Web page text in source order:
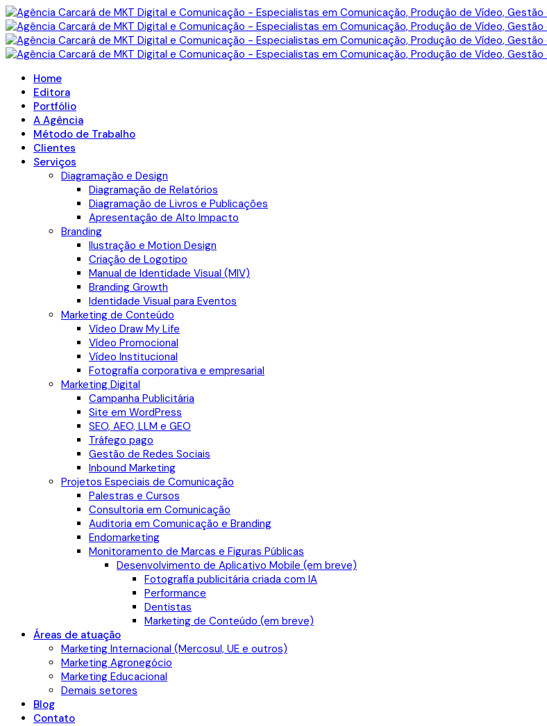
Home
Editora
Portfólio
A Agência
Método de Trabalho
Clientes
Serviços
Diagramação e Design
Diagramação de Relatórios
Diagramação de Livros e Publicações
Apresentação de Alto Impacto
Branding
Ilustração e Motion Design
Criação de Logotipo
Manual de Identidade Visual (MIV)
Branding Growth
Identidade Visual para Eventos
Marketing de Conteúdo
Vídeo Draw My Life
Vídeo Promocional
Vídeo Institucional
Fotografia corporativa e empresarial
Marketing Digital
Campanha Publicitária
Site em WordPress
SEO, AEO, LLM e GEO
Tráfego pago
Gestão de Redes Sociais
Inbound Marketing
Projetos Especiais de Comunicação
Palestras e Cursos
Consultoria em Comunicação
Auditoria em Comunicação e Branding
Endomarketing
Monitoramento de Marcas e Figuras Públicas
Desenvolvimento de Aplicativo Mobile (em breve)
Fotografia publicitária criada com IA
Performance
Dentistas
Marketing de Conteúdo (em breve)
Áreas de atuação
Marketing Internacional (Mercosul, UE e outros)
Marketing Agronegócio
Marketing Educacional
Demais setores
Blog
Contato